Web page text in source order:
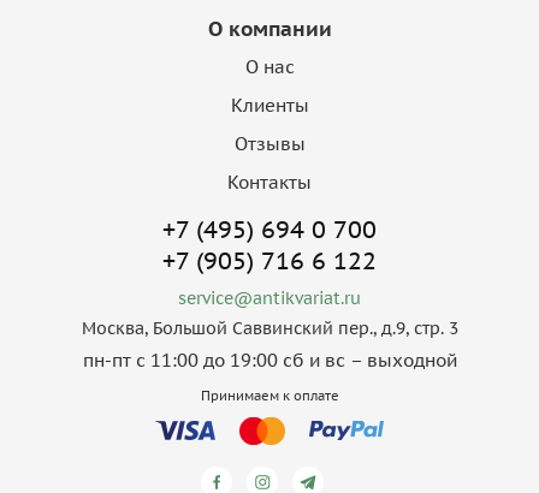
О компании
О нас
Клиенты
Отзывы
Контакты
+7 (495) 694 0 700
+7 (905) 716 6 122
service@antikvariat.ru
Москва, Большой Саввинский пер., д.9, стр. 3
пн-пт с 11:00 до 19:00 сб и вс – выходной
Принимаем к оплате